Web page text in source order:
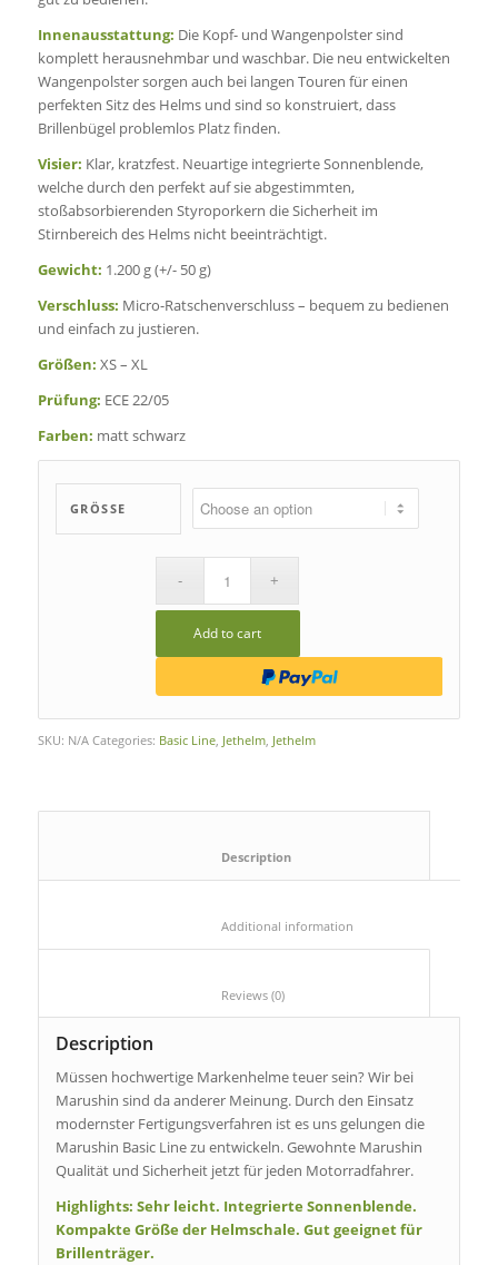
Innenausstattung: Die Kopf- und Wangenpolster sind
komplett herausnehmbar und waschbar. Die neu entwickelten
Wangenpolster sorgen auch bei langen Touren für einen
perfekten Sitz des Helms und sind so konstruiert, dass
Brillenbügel problemlos Platz finden.
Visier: Klar, kratzfest. Neuartige integrierte Sonnenblende,
welche durch den perfekt auf sie abgestimmten,
stoßabsorbierenden Styroporkern die Sicherheit im
Stirnbereich des Helms nicht beeinträchtigt.
Gewicht: 1.200 g (+/- 50 g)
Verschluss: Micro-Ratschenverschluss – bequem zu bedienen
und einfach zu justieren.
Größen: XS – XL
Prüfung: ECE 22/05
Farben: matt schwarz
GRÖSSE
Add to cart
SKU: N/A Categories: Basic Line, Jethelm, Jethelm
						Description
						Reviews (0)
Description
Müssen hochwertige Markenhelme teuer sein? Wir bei
Marushin sind da anderer Meinung. Durch den Einsatz
modernster Fertigungsverfahren ist es uns gelungen die
Marushin Basic Line zu entwickeln. Gewohnte Marushin
Qualität und Sicherheit jetzt für jeden Motorradfahrer.
Highlights: Sehr leicht. Integrierte Sonnenblende.
Kompakte Größe der Helmschale. Gut geeignet für
Brillenträger.